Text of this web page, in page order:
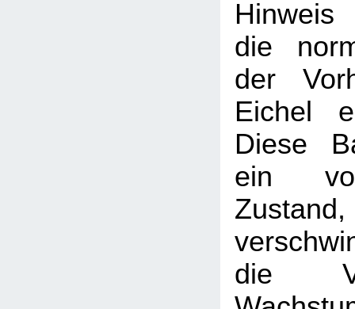
die
der
Eichel
Diese
ein
die